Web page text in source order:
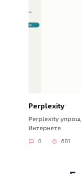
Perplexity
Perplexity
Интернете.
0 681